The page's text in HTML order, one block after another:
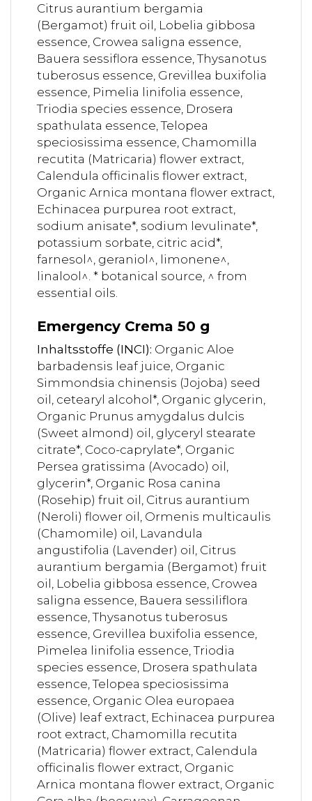
Citrus aurantium bergamia
(Bergamot) fruit oil, Lobelia gibbosa
essence, Crowea saligna essence,
Bauera sessiflora essence, Thysanotus
tuberosus essence, Grevillea buxifolia
essence, Pimelia linifolia essence,
Triodia species essence, Drosera
spathulata essence, Telopea
speciosissima essence, Chamomilla
recutita (Matricaria) flower extract,
Calendula officinalis flower extract,
Organic Arnica montana flower extract,
Echinacea purpurea root extract,
sodium anisate*, sodium levulinate*,
potassium sorbate, citric acid*,
farnesol^, geraniol^, limonene^,
linalool^. * botanical source, ^ from
essential oils.
Emergency Crema 50 g
Inhaltsstoffe (INCI): Organic Aloe
barbadensis leaf juice, Organic
Simmondsia chinensis (Jojoba) seed
oil, cetearyl alcohol*, Organic glycerin,
Organic Prunus amygdalus dulcis
(Sweet almond) oil, glyceryl stearate
citrate*, Coco-caprylate*, Organic
Persea gratissima (Avocado) oil,
glycerin*, Organic Rosa canina
(Rosehip) fruit oil, Citrus aurantium
(Neroli) flower oil, Ormenis multicaulis
(Chamomile) oil, Lavandula
angustifolia (Lavender) oil, Citrus
aurantium bergamia (Bergamot) fruit
oil, Lobelia gibbosa essence, Crowea
saligna essence, Bauera sessiliflora
essence, Thysanotus tuberosus
essence, Grevillea buxifolia essence,
Pimelea linifolia essence, Triodia
species essence, Drosera spathulata
essence, Telopea speciosissima
essence, Organic Olea europaea
(Olive) leaf extract, Echinacea purpurea
root extract, Chamomilla recutita
(Matricaria) flower extract, Calendula
officinalis flower extract, Organic
Arnica montana flower extract, Organic